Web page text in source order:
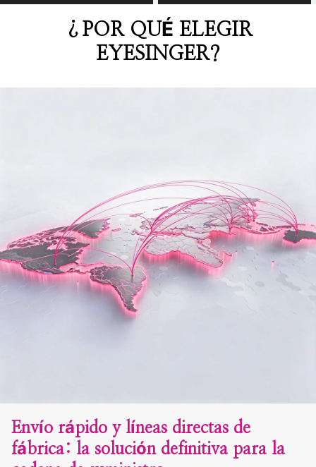
¿POR QUÉ ELEGIR
EYESINGER?
Envío rápido y líneas directas de
fábrica: la solución definitiva para la